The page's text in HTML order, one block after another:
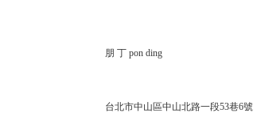
朋 丁 pon ding
台北市中山區中山北路一段53巷6號